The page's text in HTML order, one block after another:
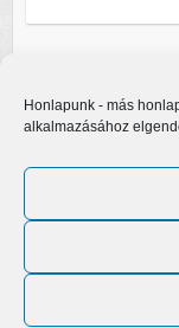
Honlapunk - más
alkalmazásához